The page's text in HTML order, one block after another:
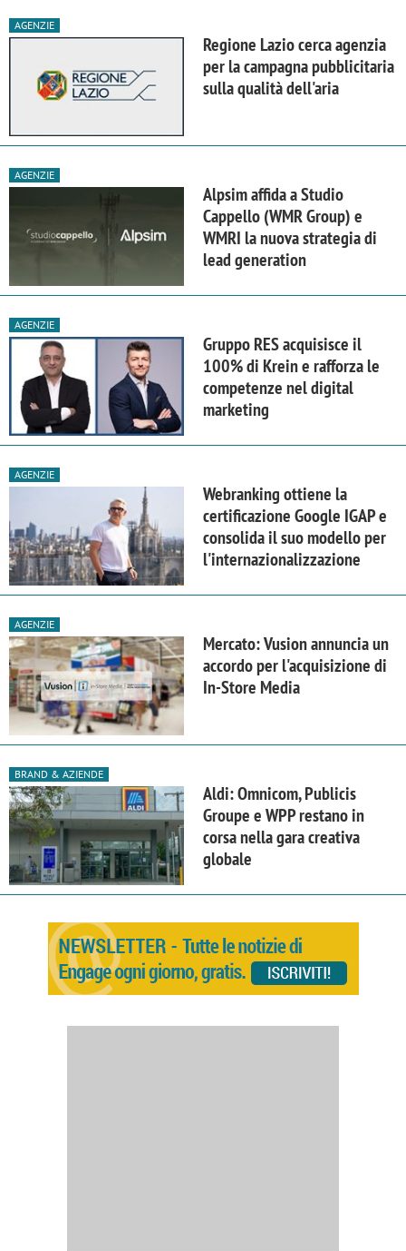
AGENZIE
Regione Lazio cerca agenzia
per la campagna pubblicitaria
sulla qualità dell'aria
AGENZIE
Alpsim affida a Studio
Cappello (WMR Group) e
WMRI la nuova strategia di
lead generation
AGENZIE
Gruppo RES acquisisce il
100% di Krein e rafforza le
competenze nel digital
marketing
AGENZIE
Webranking ottiene la
certificazione Google IGAP e
consolida il suo modello per
l'internazionalizzazione
AGENZIE
Mercato: Vusion annuncia un
accordo per l'acquisizione di
In-Store Media
BRAND & AZIENDE
Aldi: Omnicom, Publicis
Groupe e WPP restano in
corsa nella gara creativa
globale